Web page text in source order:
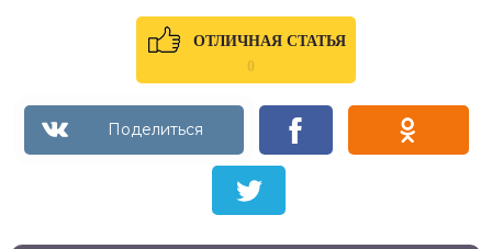
ОТЛИЧНАЯ СТАТЬЯ
0